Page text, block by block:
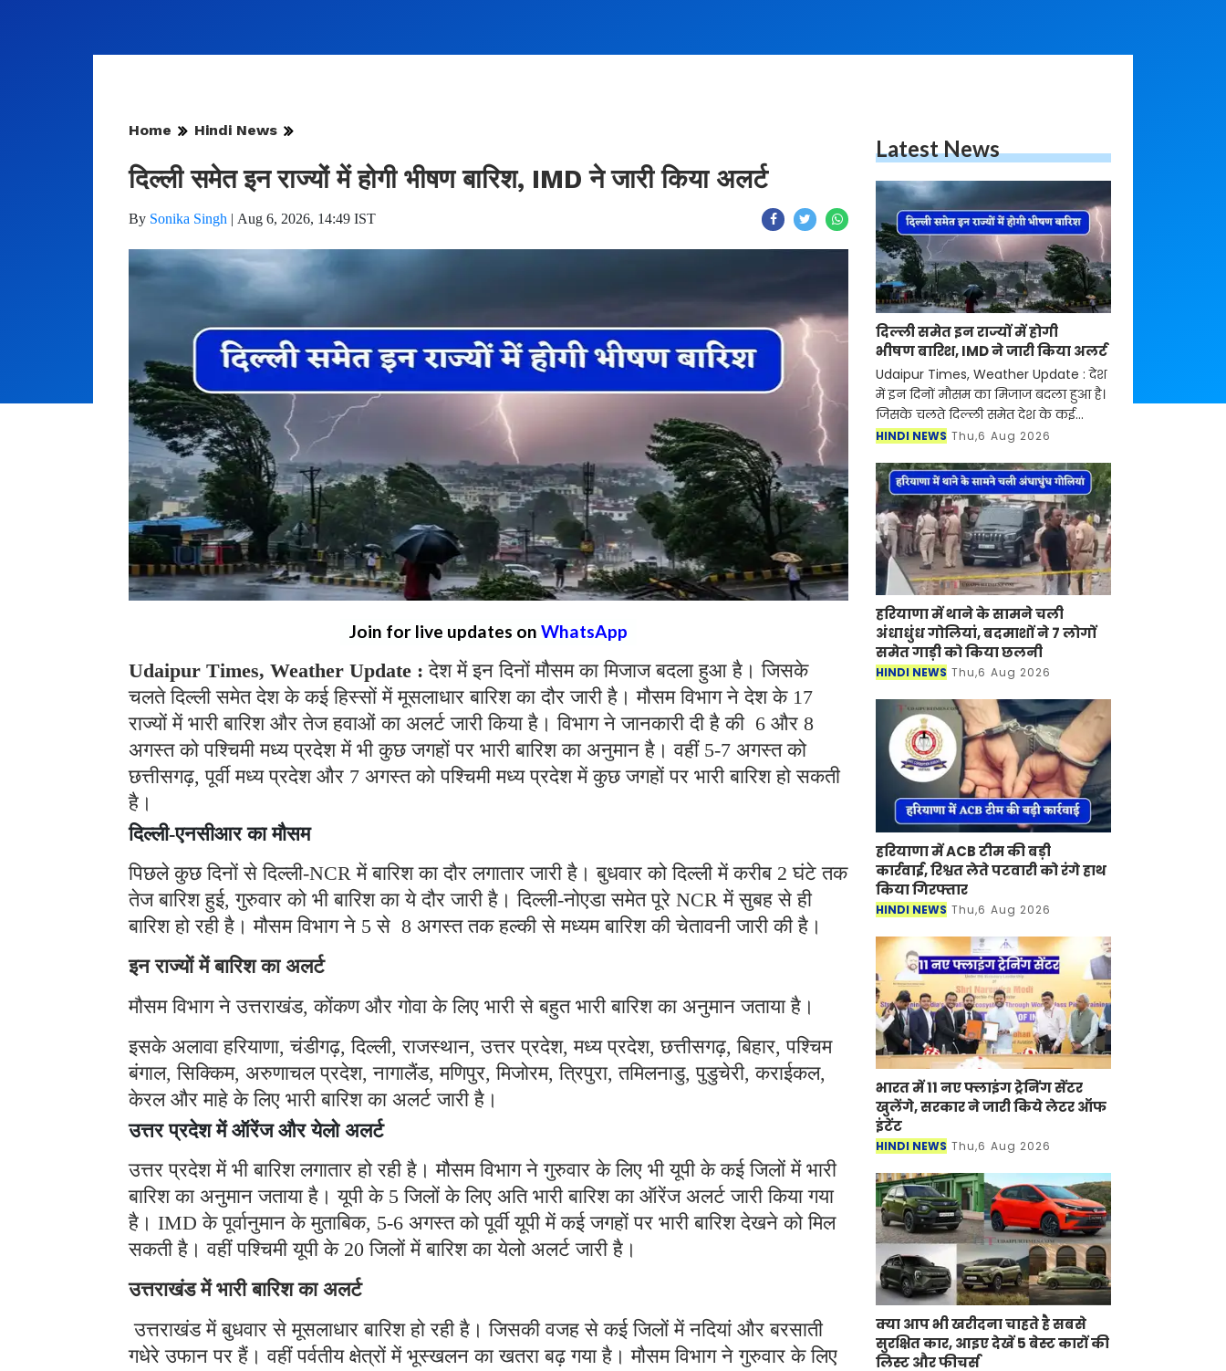
Home Hindi News
दिल्ली समेत इन राज्यों में होगी भीषण बारिश, IMD ने जारी किया अलर्ट
By Sonika Singh | Aug 6, 2026, 14:49 IST
Join for live updates on WhatsApp
Udaipur Times, Weather Update :देश में इन दिनों मौसम का मिजाज बदला हुआ है। जिसके
चलते दिल्ली समेत देश के कई हिस्सों में मूसलाधार बारिश का दौर जारी है। मौसम विभाग ने देश के 17
राज्यों में भारी बारिश और तेज हवाओं का अलर्ट जारी किया है। विभाग ने जानकारी दी है की 6 और 8
अगस्त को पश्चिमी मध्य प्रदेश में भी कुछ जगहों पर भारी बारिश का अनुमान है। वहीं 5-7 अगस्त को
छत्तीसगढ़, पूर्वी मध्य प्रदेश और 7 अगस्त को पश्चिमी मध्य प्रदेश में कुछ जगहों पर भारी बारिश हो सकती
है।
दिल्ली-एनसीआर का मौसम
पिछले कुछ दिनों से दिल्ली-NCR में बारिश का दौर लगातार जारी है। बुधवार को दिल्ली में करीब 2 घंटे तक
तेज बारिश हुई, गुरुवार को भी बारिश का ये दौर जारी है। दिल्ली-नोएडा समेत पूरे NCR में सुबह से ही
बारिश हो रही है। मौसम विभाग ने 5 से 8 अगस्त तक हल्की से मध्यम बारिश की चेतावनी जारी की है।
इन राज्यों में बारिश का अलर्ट
मौसम विभाग ने उत्तराखंड, कोंकण और गोवा के लिए भारी से बहुत भारी बारिश का अनुमान जताया है।
इसके अलावा हरियाणा, चंडीगढ़, दिल्ली, राजस्थान, उत्तर प्रदेश, मध्य प्रदेश, छत्तीसगढ़, बिहार, पश्चिम
बंगाल, सिक्किम, अरुणाचल प्रदेश, नागालैंड, मणिपुर, मिजोरम, त्रिपुरा, तमिलनाडु, पुडुचेरी, कराईकल,
केरल और माहे के लिए भारी बारिश का अलर्ट जारी है।
उत्तर प्रदेश में ऑरेंज और येलो अलर्ट
उत्तर प्रदेश में भी बारिश लगातार हो रही है। मौसम विभाग ने गुरुवार के लिए भी यूपी के कई जिलों में भारी
बारिश का अनुमान जताया है। यूपी के 5 जिलों के लिए अति भारी बारिश का ऑरेंज अलर्ट जारी किया गया
है। IMD के पूर्वानुमान के मुताबिक, 5-6 अगस्त को पूर्वी यूपी में कई जगहों पर भारी बारिश देखने को मिल
सकती है। वहीं पश्चिमी यूपी के 20 जिलों में बारिश का येलो अलर्ट जारी है।
उत्तराखंड में भारी बारिश का अलर्ट
उत्तराखंड में बुधवार से मूसलाधार बारिश हो रही है। जिसकी वजह से कई जिलों में नदियां और बरसाती
गधेरे उफान पर हैं। वहीं पर्वतीय क्षेत्रों में भूस्खलन का खतरा बढ़ गया है। मौसम विभाग ने गुरुवार के लिए
Latest News
दिल्ली समेत इन राज्यों में होगी
भीषण बारिश, IMD ने जारी किया अलर्ट
Udaipur Times, Weather Update : देश
में इन दिनों मौसम का मिजाज बदला हुआ है।
जिसके चलते दिल्ली समेत देश के कई
हिस्सों में मूसलाधार बारिश का दौर जारी है।
बारिश
HINDI NEWS Thu,6 Aug 2026
हरियाणा में थाने के सामने चली
अंधाधुंध गोलियां, बदमाशों ने 7 लोगों
समेत गाड़ी को किया छलनी
HINDI NEWS Thu,6 Aug 2026
हरियाणा में ACB टीम की बड़ी
कार्रवाई, रिश्वत लेते पटवारी को रंगे हाथ
किया गिरफ्तार
HINDI NEWS Thu,6 Aug 2026
भारत में 11 नए फ्लाइंग ट्रेनिंग सेंटर
खुलेंगे, सरकार ने जारी किये लेटर ऑफ
इंटेंट
HINDI NEWS Thu,6 Aug 2026
क्या आप भी खरीदना चाहते है सबसे
सुरक्षित कार, आइए देखें 5 बेस्ट कारों की
लिस्ट और फीचर्स